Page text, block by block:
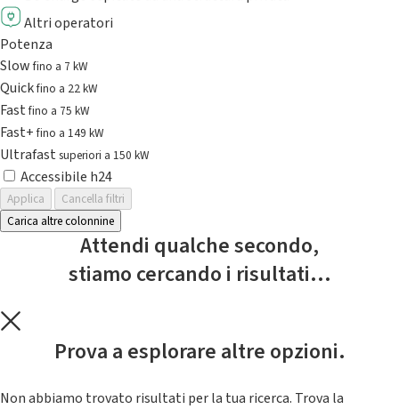
Altri operatori
Potenza
Slowfino a 7 kW
Quickfino a 22 kW
Fastfino a 75 kW
Fast+fino a 149 kW
Ultrafast superiori a 150 kW
Accessibile h24
Applica
Cancella filtri
Carica altre colonnine
Attendi qualche secondo,
stiamo cercando i risultati...
Prova a esplorare altre opzioni.
Non abbiamo trovato risultati per la tua ricerca. Trova la